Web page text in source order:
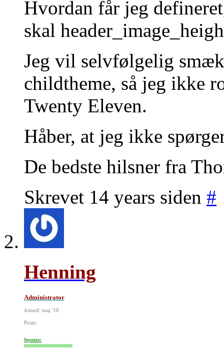
Hvordan får jeg
skal
Jeg vil selvfølgelig
childtheme, så jeg ikke
Twenty Eleven.
Håber, at jeg ikke
De bedste hilsner fra
Skrevet 14 years siden #
Henning
Administrator
Joined: maj '10
Posts:
Reputation: